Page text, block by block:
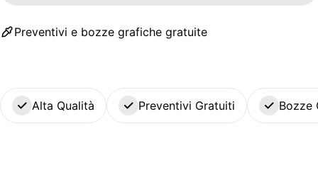
Preventivi e bozze grafiche gratuite
Alta Qualità Preventivi Gratuiti Bozze